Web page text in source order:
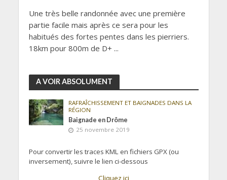
Une très belle randonnée avec une première
partie facile mais après ce sera pour les
habitués des fortes pentes dans les pierriers.
18km pour 800m de D+ ...
A VOIR ABSOLUMENT
RAFRAÎCHISSEMENT ET BAIGNADES DANS LA
RÉGION
Baignade en Drôme
25 novembre 2019
Pour convertir les traces KML en fichiers GPX (ou
inversement), suivre le lien ci-dessous
Cliquez ici